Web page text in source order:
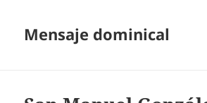
Mensaje dominical